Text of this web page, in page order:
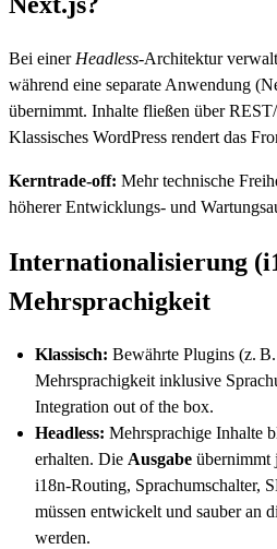
Bei einer Headless-Architektur
während eine separate Anwendung
übernimmt. Inhalte fließen über
Klassisches WordPress rendert das
Kerntrade-off: Mehr technische
höherer Entwicklungs- und
Internationalisierung
Mehrsprachigkeit
Klassisch: Bewährte Plugins (z.
Mehrsprachigkeit inklusive
Integration out of the box.
Headless: Mehrsprachige Inhalte
erhalten. Die Ausgabe übernimmt
i18n-Routing, Sprachumschalter,
müssen entwickelt und sauber an
werden.